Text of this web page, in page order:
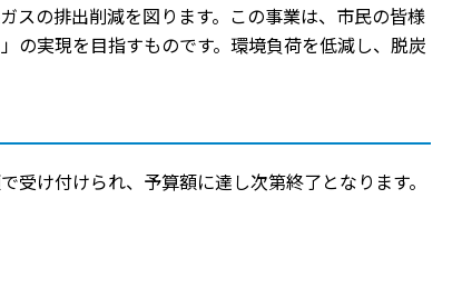
スの排出削減を図ります。この事業は、市民の皆様
の実現を目指すものです。環境負荷を低減し、脱炭
で受け付けられ、予算額に達し次第終了となります。